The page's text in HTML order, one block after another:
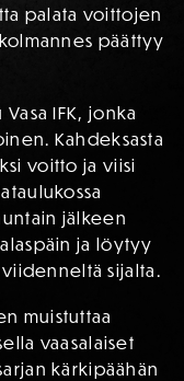
palata voittojen
päättyy
IFK, jonka
Kahdeksasta
voitto ja viisi
jälkeen
ja löytyy
sijalta.
muistuttaa
vaasalaiset
kärkipäähän